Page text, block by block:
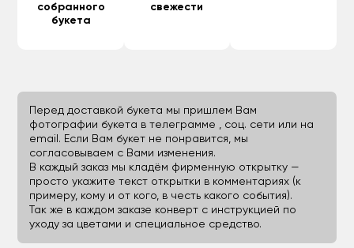
собранного
букета
свежести
Перед доставкой букета мы пришлем Вам
фотографии букета в телеграмме , соц. сети или на
email. Если Вам букет не понравится, мы
согласовываем с Вами изменения.
В каждый заказ мы кладём фирменную открытку —
просто укажите текст открытки в комментариях (к
примеру, кому и от кого, в честь какого события).
Так же в каждом заказе конверт с инструкцией по
уходу за цветами и специальное средство.